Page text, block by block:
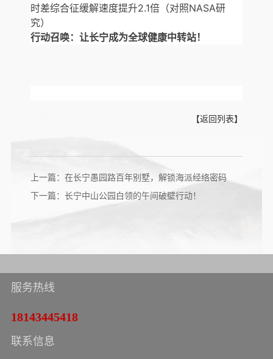
时差综合征缓解速度提升2.1倍（对照NASA研
究）
行动召唤：让长宁成为全球健康中转站！
【返回列表】
上一篇：在长宁愚园路百年别墅，解锁海派经络密码
下一篇：长宁中山公园白领的午间破壁行动！
服务热线
18143445418
联系信息